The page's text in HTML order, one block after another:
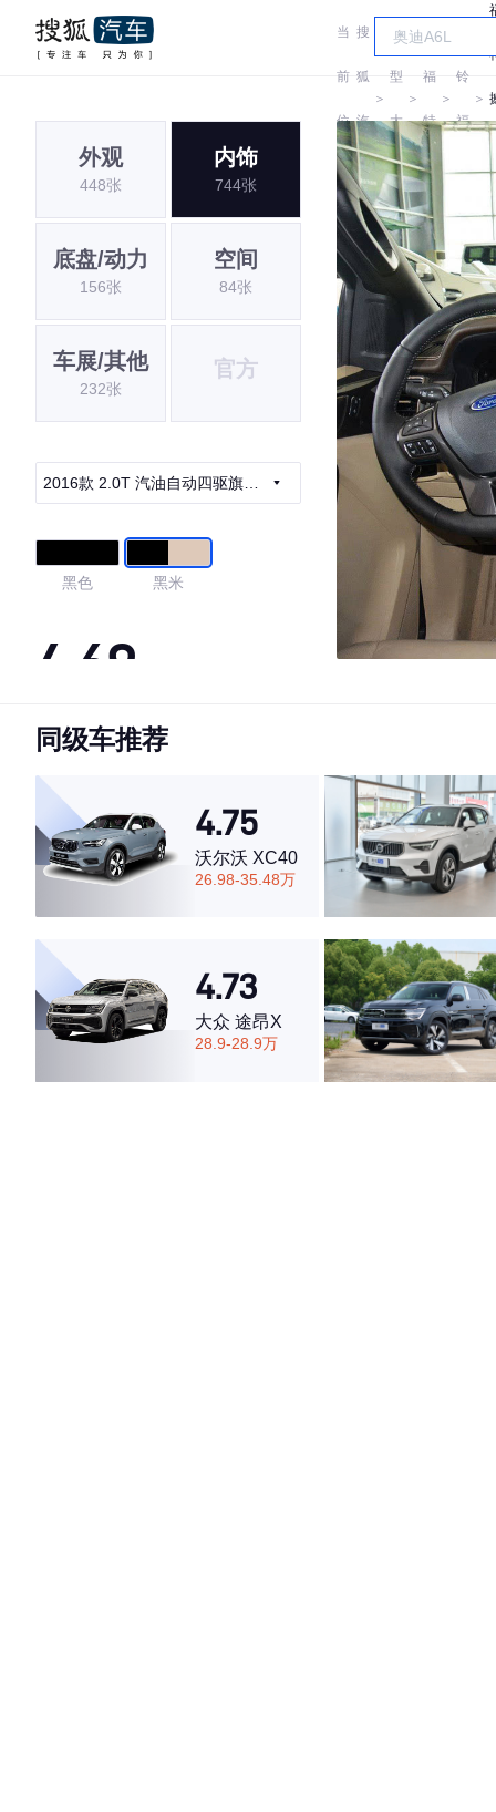
当
前
位
置:
搜
狐
汽
车
＞
车
型
大
全
＞
福
特
＞
铃
福
＞
外观
448张
内饰
744张
底盘/动力
156张
空间
84张
车展/其他
232张
官方
2016款 2.0T 汽油自动四驱旗舰
黑色 黑米
4.69
·外观表现一般，低于57%同级车
·空间表现较为优秀，优于53%同级车
同级车推荐
4.75
沃尔沃 XC40
26.98-35.48万
4.73
大众 途昂X
28.9-28.9万